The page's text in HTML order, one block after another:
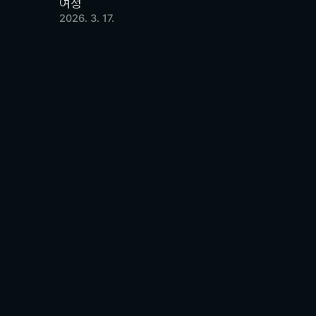
여정
2026. 3. 17.